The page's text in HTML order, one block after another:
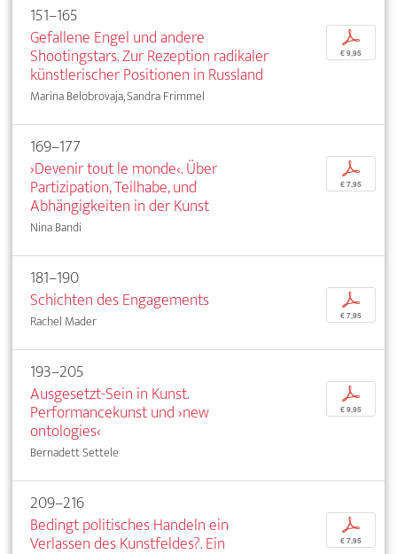
151–165
Gefallene Engel und andere
Shootingstars. Zur Rezeption radikaler
künstlerischer Positionen in Russland
Marina Belobrovaja, Sandra Frimmel
p
€ 9,95
169–177
›Devenir tout le monde‹. Über
Partizipation, Teilhabe, und
Abhängigkeiten in der Kunst
Nina Bandi
p
€ 7,95
181–190
Schichten des Engagements
Rachel Mader
p
€ 7,95
193–205
Ausgesetzt-Sein in Kunst.
Performancekunst und ›new
ontologies‹
Bernadett Settele
p
€ 9,95
209–216
Bedingt politisches Handeln ein
Verlassen des Kunstfeldes?. Ein
p
€ 7,95